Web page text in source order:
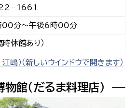
00分〜午後6時00分
時休館あり）
嶋） （新しいウインドウで開きます）
館（だるま料理店）